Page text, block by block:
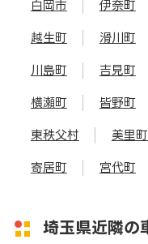
白岡市 伊奈町
越生町 滑川町
川島町 吉見町
横瀬町 皆野町
東秩父村 美里町
寄居町 宮代町
埼玉県近隣の